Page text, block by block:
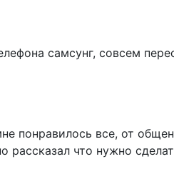
самсунг, совсем
понравилось все, от
рассказал что нужно